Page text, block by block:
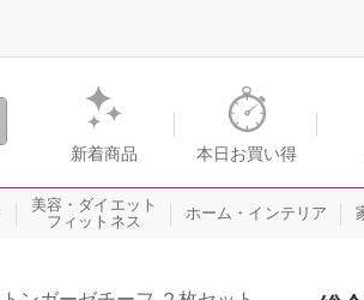
ッピングのショップチャンネル
新着商品 本日お買い得
美容・ダイエット
フィットネス
ホーム・インテリア